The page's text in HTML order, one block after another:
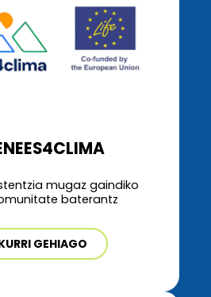
mugaz gaindiko
baterantz
GEHIAGO